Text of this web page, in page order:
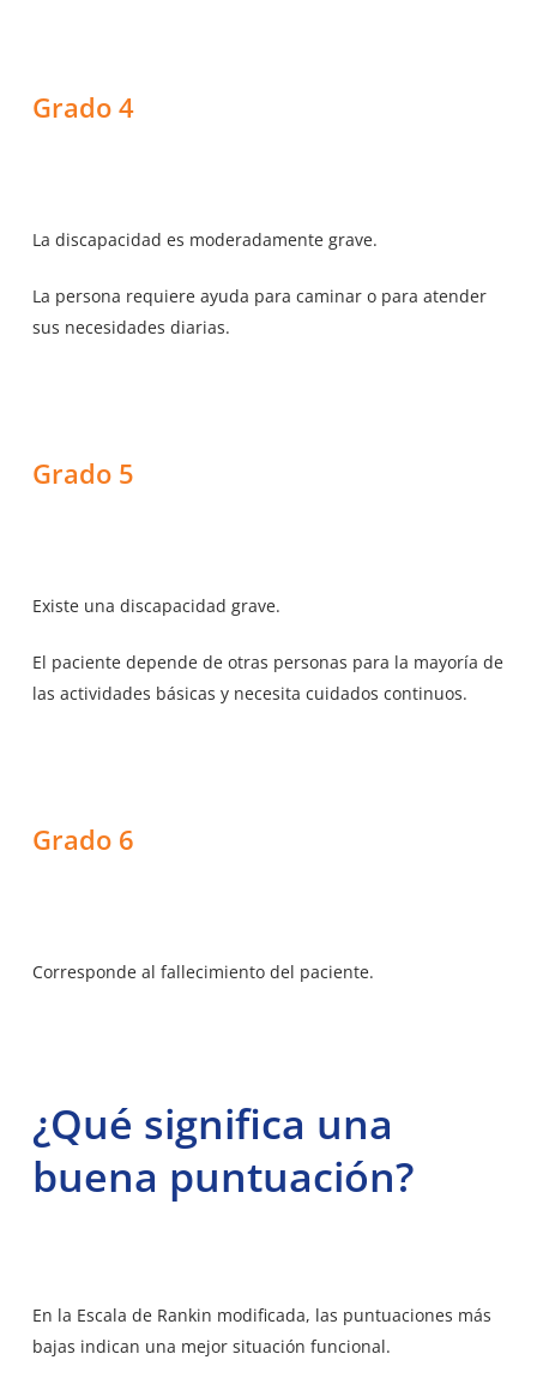
Grado 4
La discapacidad es moderadamente grave.
La persona requiere ayuda para caminar o para atender
sus necesidades diarias.
Grado 5
Existe una discapacidad grave.
El paciente depende de otras personas para la mayoría de
las actividades básicas y necesita cuidados continuos.
Grado 6
Corresponde al fallecimiento del paciente.
¿Qué significa una
buena puntuación?
En la Escala de Rankin modificada, las puntuaciones más
bajas indican una mejor situación funcional.